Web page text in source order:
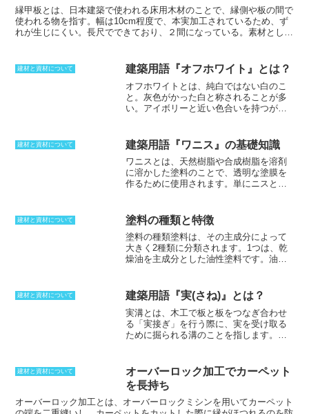
縁甲板とは、日本建築で使われる床用木材のことで、縁側や板の間で
使われる物を指す。幅は10cm程度で、本実加工されているため、ず
れが生じにくい。長尺でできており、２間になっている。素材として
がほとんどある。広葉樹で縁甲板が作られないのは、長尺が取れる程
成長することがないため。そのため１m未満の物になりやすく、乱尺
材となってしまう。合板材で作られるフローリング材と混同されやす
いが、縁甲板は本実加工されており、無垢材の１本物であるところが
建材と資材について 建築用語『オフホワイト』とは？
オフホワイトとは、純白ではない白のこ
と 。灰色がかった白と称されることが多
い。アイボリーと近い色合いを持つが、
べると、色味がかっていることから、膨
張する感じを抑えることができる。オフ
ホワイトは、業界によって表現方法が異
なり、インテリアなどでは骨の色という
ことでボーンカラーと呼ばれることがあ
れは、漂白される前の白のことであり、
天然繊維の色という意味を持つ。未ざら
しの麻色のことを指していることもあ
る。ナチュラルな色合いになるため、素
朴な感じを作り出せる。
建材と資材について 建築用語『ワニス』の基礎知識
ワニスとは、天然樹脂や合成樹脂を溶剤
に溶かした塗料のことで、透明な塗膜を
作るために使用されます。単にニスと呼
もあります。ワニスよりは速乾性で透明
度の高いものをクリヤと呼びます。ワニ
スを塗布した後、溶剤が蒸発したり硬化
したりすることで塗膜が形成されます。
溶剤の種類により、乾性油に樹脂を溶か
の仕上げ塗装や木部塗装の下処理など、
す。ワニスの特徴として、湿気を防ぐ作
用があります。
建材と資材について 塗料の種類と特徴
塗料の種類塗料は、その主成分によって
大きく2種類に分類されます。1つは、乾
燥油を主成分とした油性塗料です。油性
ため、環境や健康への負荷が懸念されて
います。もう1つは、水性塗料です。水性
塗料は、水で希釈できるため、環境や健
康への負荷が少なく、近年では多く使用
されています。ただし、油性塗料に比べ
ます。木工用、鉄工用、コンクリート用
など、塗る対象によって使い分ける必要
があります。また、塗料には、光沢のあ
るものやマットなもの、透明なものな
建材と資材について 建築用語『実(さね)』とは？
実溝とは 、木工で板と板をつなぎ合わせ
る「実接ぎ」を行う際に、実を受け取る
ために掘られる溝のことを指します。実
実溝に差し込むことで板と板を接合しま
す。実接ぎは、板の幅方向につなぐ方法
であり、板の幅には限界があるため、よ
り広い幅が必要な場合は、何枚かの板を
建材と資材について
オーバーロック加工でカーペット
を長持ち
オーバーロック加工とは、オーバーロックミシンを用いてカーペット